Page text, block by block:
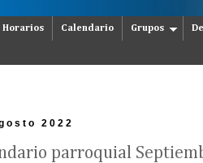
Horarios Calendario Grupos
2022
parroquial